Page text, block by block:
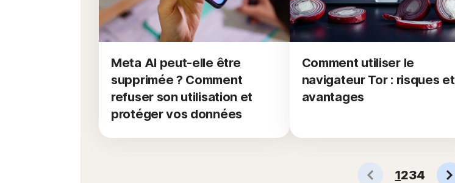
Meta AI peut-elle être
supprimée ? Comment
refuser son utilisation et
protéger vos données
Comment utiliser le
navigateur Tor : risques et
avantages
1234